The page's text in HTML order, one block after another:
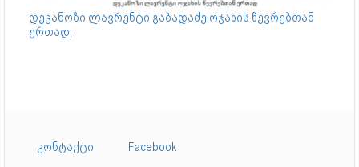
დეკანოზი ლავრენტი გაბადაძე ოჯახის წევრებთან
ერთად;
კონტაქტი
Facebook